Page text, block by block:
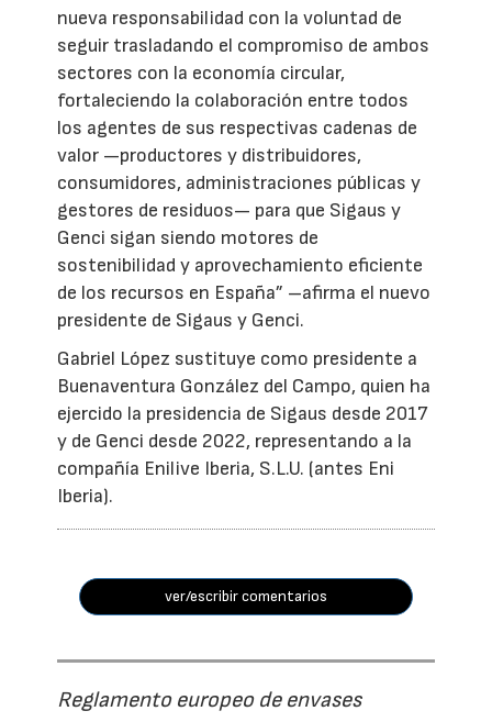
nueva responsabilidad con la voluntad de
seguir trasladando el compromiso de ambos
sectores con la economía circular,
fortaleciendo la colaboración entre todos
los agentes de sus respectivas cadenas de
valor —productores y distribuidores,
consumidores, administraciones públicas y
gestores de residuos— para que Sigaus y
Genci sigan siendo motores de
sostenibilidad y aprovechamiento eficiente
de los recursos en España” –afirma el nuevo
presidente de Sigaus y Genci.
Gabriel López sustituye como presidente a
Buenaventura González del Campo, quien ha
ejercido la presidencia de Sigaus desde 2017
y de Genci desde 2022, representando a la
compañía Enilive Iberia, S.L.U. (antes Eni
Iberia).
ver/escribir comentarios
Reglamento europeo de envases